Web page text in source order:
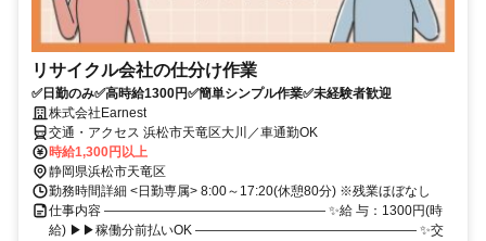
リサイクル会社の仕分け作業
✅日勤のみ✅高時給1300円✅簡単シンプル作業✅未経験者歓迎
株式会社Earnest
交通・アクセス 浜松市天竜区大川／車通勤OK
時給1,300円以上
静岡県浜松市天竜区
勤務時間詳細 <日勤専属> 8:00～17:20(休憩80分) ※残業ほぼなし
仕事内容 ――――――――――――――――― ✨給 与：1300円(時
給) ▶▶稼働分前払いOK ――――――――――――――――― ✨交